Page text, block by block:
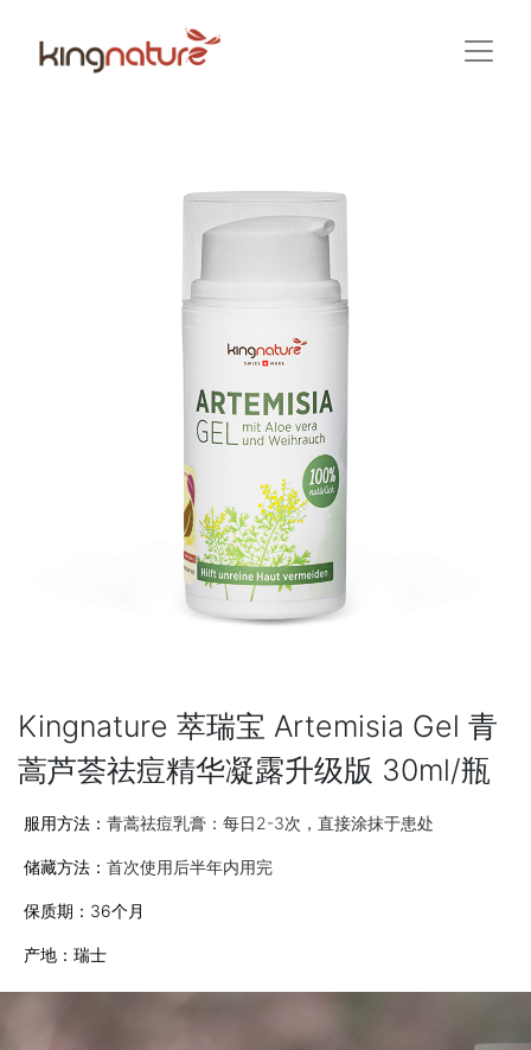
Kingnature 萃瑞宝 Artemisia Gel 青
蒿芦荟祛痘精华凝露升级版 30ml/瓶
服用方法： 青蒿祛痘乳膏：每日2-3次，直接涂抹于患处
储藏方法： 首次使用后半年内用完
保质期：36个月
产地：瑞士